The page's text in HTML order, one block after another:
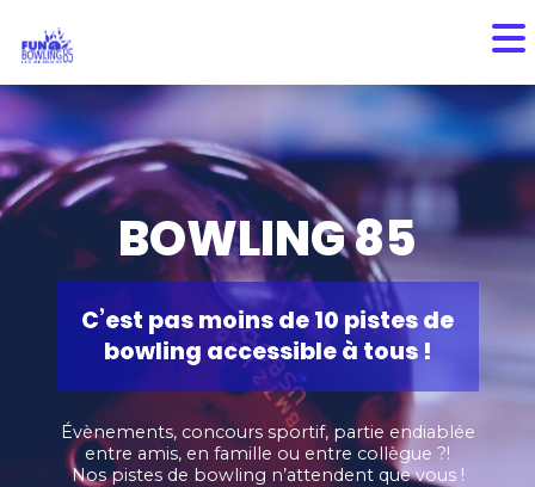
BOWLING 85
C’est pas moins de 10 pistes de
bowling accessible à tous !
Évènements, concours sportif, partie endiablée
entre amis, en famille ou entre collègue ?!
Nos pistes de bowling n’attendent que vous !